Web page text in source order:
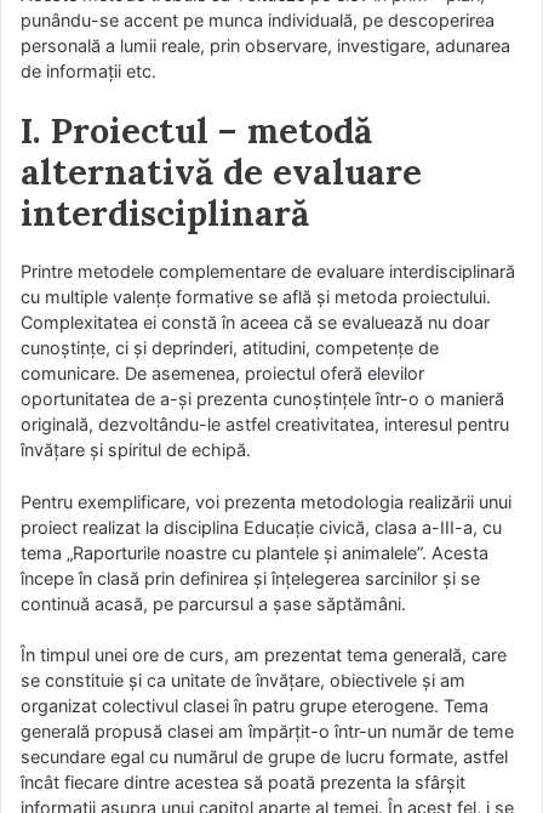
punându-se accent pe munca individuală, pe descoperirea
personală a lumii reale, prin observare, investigare, adunarea
de informaţii etc.
I. Proiectul – metodă
alternativă de evaluare
interdisciplinară
Printre metodele complementare de evaluare interdisciplinară
cu multiple valenţe formative se află şi metoda proiectului.
Complexitatea ei constă în aceea că se evaluează nu doar
cunoştinţe, ci şi deprinderi, atitudini, competenţe de
comunicare. De asemenea, proiectul oferă elevilor
oportunitatea de a-şi prezenta cunoştinţele într-o o manieră
originală, dezvoltându-le astfel creativitatea, interesul pentru
învăţare şi spiritul de echipă.
Pentru exemplificare, voi prezenta metodologia realizării unui
proiect realizat la disciplina Educaţie civică, clasa a-III-a, cu
tema „Raporturile noastre cu plantele şi animalele”. Acesta
începe în clasă prin definirea şi înţelegerea sarcinilor şi se
continuă acasă, pe parcursul a şase săptămâni.
În timpul unei ore de curs, am prezentat tema generală, care
se constituie şi ca unitate de învăţare, obiectivele şi am
organizat colectivul clasei în patru grupe eterogene. Tema
generală propusă clasei am împărţit-o într-un număr de teme
secundare egal cu numărul de grupe de lucru formate, astfel
încât fiecare dintre acestea să poată prezenta la sfârşit
informaţii asupra unui capitol aparte al temei. În acest fel, i se